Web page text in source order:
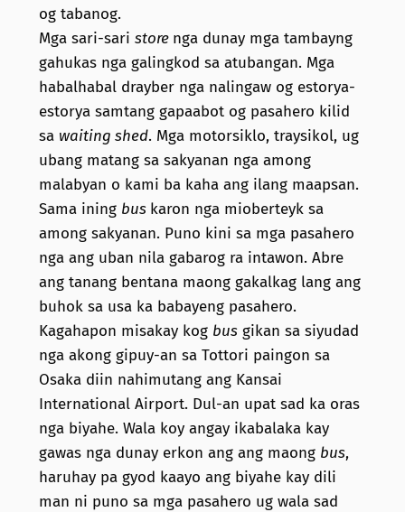
og tabanog.
Mga sari-sari store nga dunay mga tambayng
gahukas nga galingkod sa atubangan. Mga
habalhabal drayber nga nalingaw og estorya-
estorya samtang gapaabot og pasahero kilid
sa waiting shed. Mga motorsiklo, traysikol, ug
ubang matang sa sakyanan nga among
malabyan o kami ba kaha ang ilang maapsan.
Sama ining bus karon nga mioberteyk sa
among sakyanan. Puno kini sa mga pasahero
nga ang uban nila gabarog ra intawon. Abre
ang tanang bentana maong gakalkag lang ang
buhok sa usa ka babayeng pasahero.
Kagahapon misakay kog busgikan sa siyudad
nga akong gipuy-an sa Tottori paingon sa
Osaka diin nahimutang ang Kansai
International Airport. Dul-an upat sad ka oras
nga biyahe. Wala koy angay ikabalaka kay
gawas nga dunay erkon ang ang maong bus,
haruhay pa gyod kaayo ang biyahe kay dili
man ni puno sa mga pasahero ug wala sad